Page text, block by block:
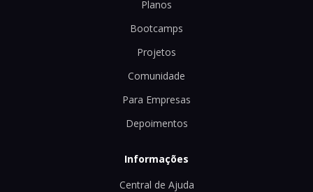
Planos
Bootcamps
Projetos
Comunidade
Para Empresas
Depoimentos
Informações
Central de Ajuda